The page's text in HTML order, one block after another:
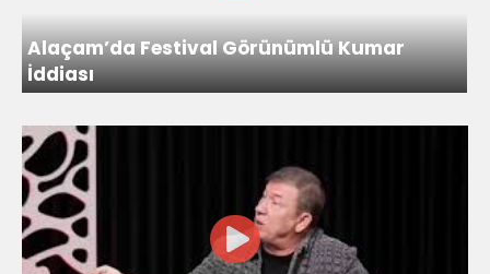
Alaçam’da Festival Görünümlü Kumar
İddiası